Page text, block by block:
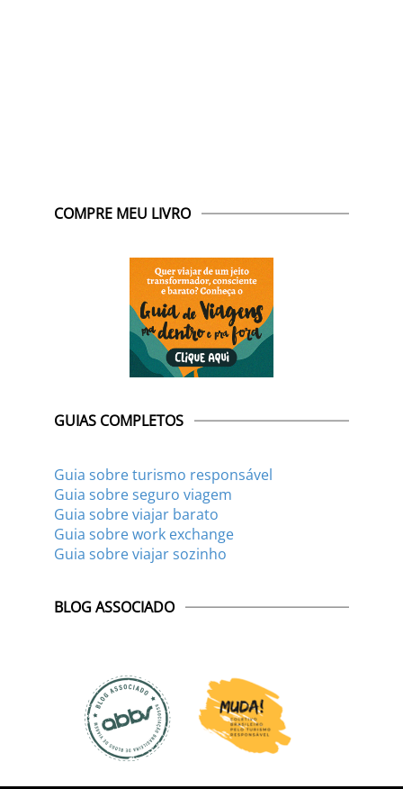
COMPRE MEU LIVRO
GUIAS COMPLETOS
Guia sobre turismo responsável
Guia sobre seguro viagem
Guia sobre viajar barato
Guia sobre work exchange
Guia sobre viajar sozinho
BLOG ASSOCIADO